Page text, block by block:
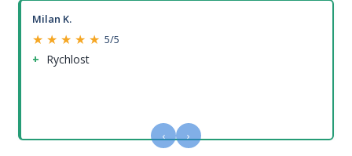
Milan K.
★ ★ ★ ★ ★ 5/5
Rychlost
‹ ›